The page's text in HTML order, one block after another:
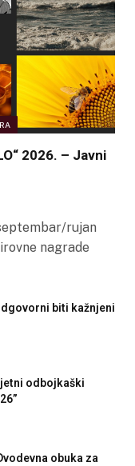
2026. – Javni
rujan
nagrade
biti kažnjeni
odbojkaški
obuka za